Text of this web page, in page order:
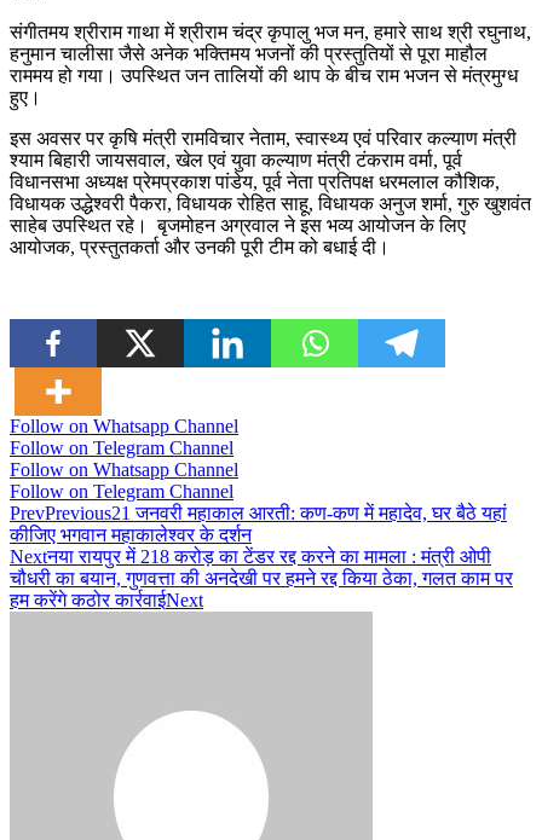
संगीतमय श्रीराम गाथा में श्रीराम चंद्र कृपालु भज मन, हमारे साथ श्री रघुनाथ,
हनुमान चालीसा जैसे अनेक भक्तिमय भजनों की प्रस्तुतियों से पूरा माहौल
राममय हो गया। उपस्थित जन तालियों की थाप के बीच राम भजन से मंत्रमुग्ध
हुए।
इस अवसर पर कृषि मंत्री रामविचार नेताम, स्वास्थ्य एवं परिवार कल्याण मंत्री
श्याम बिहारी जायसवाल, खेल एवं युवा कल्याण मंत्री टंकराम वर्मा, पूर्व
विधानसभा अध्यक्ष प्रेमप्रकाश पांडेय, पूर्व नेता प्रतिपक्ष धरमलाल कौशिक,
विधायक उद्धेश्वरी पैकरा, विधायक रोहित साहू, विधायक अनुज शर्मा, गुरु खुशवंत
साहेब उपस्थित रहे। बृजमोहन अग्रवाल ने इस भव्य आयोजन के लिए
आयोजक, प्रस्तुतकर्ता और उनकी पूरी टीम को बधाई दी।
Follow on Whatsapp Channel
Follow on Telegram Channel
Follow on Whatsapp Channel
Follow on Telegram Channel
PrevPrevious21 जनवरी महाकाल आरती: कण-कण में महादेव, घर बैठे यहां
कीजिए भगवान महाकालेश्वर के दर्शन
Nextनया रायपुर में 218 करोड़ का टेंडर रद्द करने का मामला : मंत्री ओपी
चौधरी का बयान, गुणवत्ता की अनदेखी पर हमने रद्द किया ठेका, गलत काम पर
हम करेंगे कठोर कार्रवाईNext